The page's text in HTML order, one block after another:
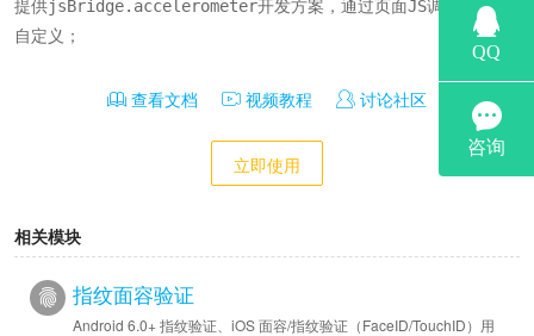
提供jsBridge.accelerometer开发方案，通过页面JS调用来实现
自定义；
查看文档 视频教程 讨论社区
立即使用
相关模块
指纹面容验证
Android 6.0+ 指纹验证、iOS 面容/指纹验证（FaceID/TouchID）用